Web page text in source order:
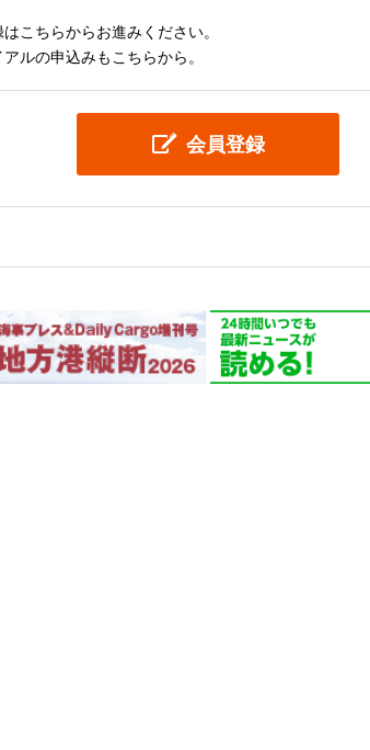
はこちらからお進みください。
アルの申込みもこちらから。
会員登録